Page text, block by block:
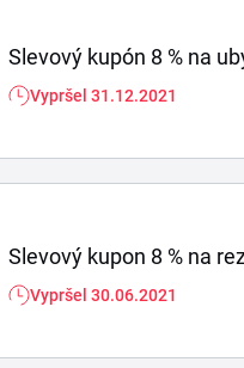
Slevový kupón 8 % na
Vypršel 31.12.2021
Slevový kupon 8 % na
Vypršel 30.06.2021